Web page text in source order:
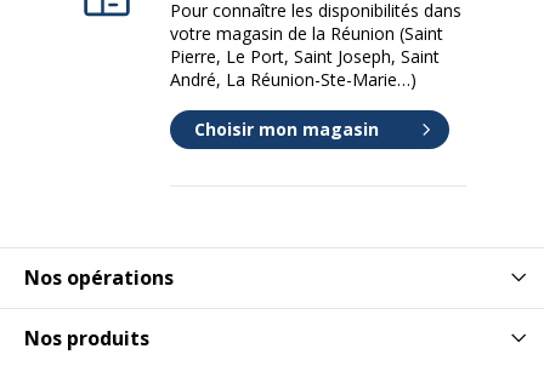
Nos opérations
Nos produits
Pour connaître les disponibilités dans
votre magasin de la Réunion (Saint
Pierre, Le Port, Saint Joseph, Saint
André, La Réunion-Ste-Marie…)
Choisir mon magasin